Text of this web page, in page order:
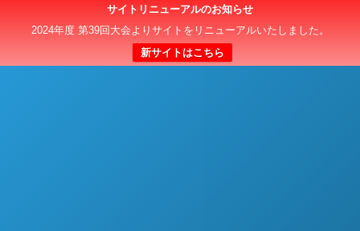
サイトリニューアルのお知らせ
2024年度 第39回大会よりサイトをリニューアルいたしました。
新サイトはこちら
日本クラブユースサッカー選手権（U-15）大会